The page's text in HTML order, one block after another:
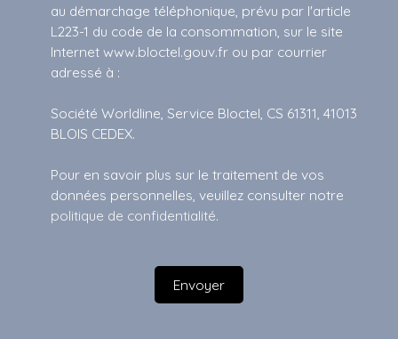
au démarchage téléphonique, prévu par l'article
L223-1 du code de la consommation, sur le site
Internet www.bloctel.gouv.fr ou par courrier
adressé à :
Société Worldline, Service Bloctel, CS 61311, 41013
BLOIS CEDEX.
Pour en savoir plus sur le traitement de vos
données personnelles, veuillez consulter notre
politique de confidentialité.
Envoyer